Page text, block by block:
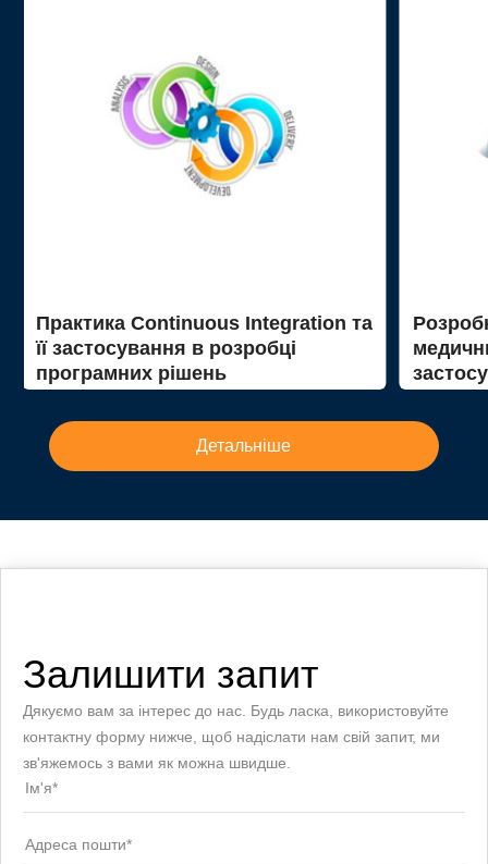
Практика Continuous Integration та
її застосування в розробці
програмних рішень
Детальніше
Залишити запит
Дякуємо вам за інтерес до нас. Будь ласка, використовуйте
контактну форму нижче, щоб надіслати нам свій запит, ми
зв'яжемось з вами як можна швидше.